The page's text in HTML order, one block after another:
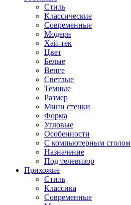
Стиль
Классические
Современные
Модерн
Хай-тек
Цвет
Белые
Венге
Светлые
Темные
Размер
Мини стенки
Форма
Угловые
Особенности
С компьютерным столом
Назначение
Под телевизор
Прихожие
Стиль
Классика
Современные